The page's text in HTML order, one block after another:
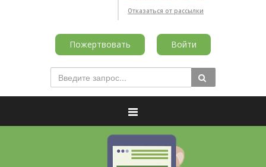
Отказаться от рассылки
Пожертвовать Войти